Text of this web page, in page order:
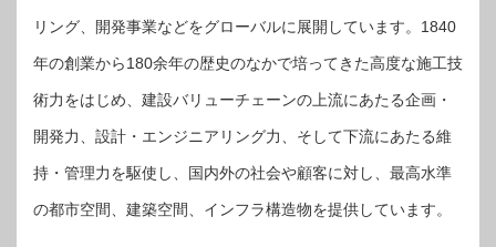
リング、開発事業などをグローバルに展開しています。1840
年の創業から180余年の歴史のなかで培ってきた高度な施工技
術力をはじめ、建設バリューチェーンの上流にあたる企画・
開発力、設計・エンジニアリング力、そして下流にあたる維
持・管理力を駆使し、国内外の社会や顧客に対し、最高水準
の都市空間、建築空間、インフラ構造物を提供しています。